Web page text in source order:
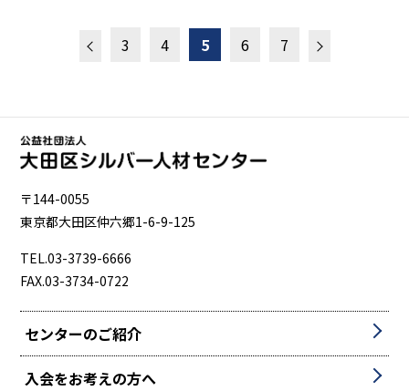
3 4 5 6 7
〒144-0055
東京都大田区仲六郷1-6-9-125
TEL.03-3739-6666
FAX.03-3734-0722
センターのご紹介
入会をお考えの方へ